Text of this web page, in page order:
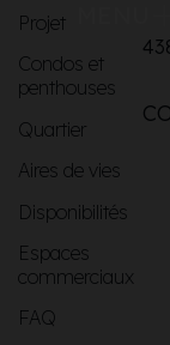
Projet
Condos et
penthouses
Quartier
Aires de vies
Disponibilités
Espaces
commerciaux
FAQ